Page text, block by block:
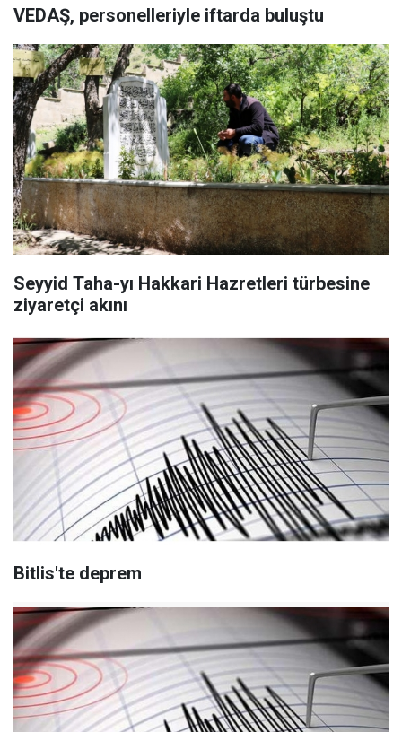
VEDAŞ, personelleriyle iftarda buluştu
Seyyid Taha-yı Hakkari Hazretleri türbesine
ziyaretçi akını
Bitlis'te deprem